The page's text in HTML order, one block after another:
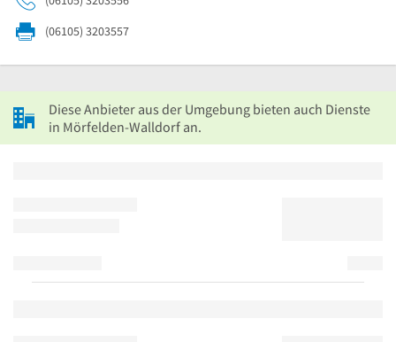
(06105) 3203557
Diese Anbieter aus der Umgebung bieten auch Dienste
in Mörfelden-Walldorf an.